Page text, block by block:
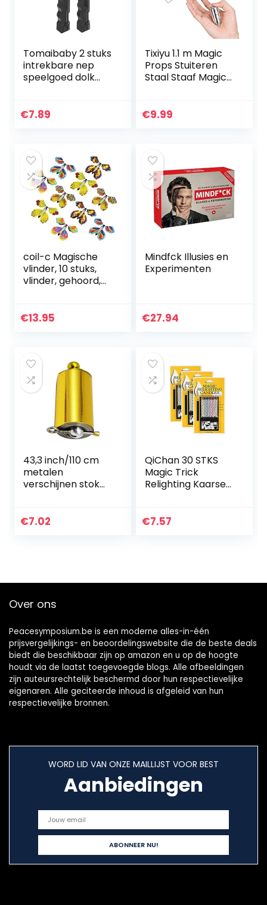
Tomaibaby 2 stuks
intrekbare nep
speelgoed dolk
gadget
€7.89
Tixiyu 1.1 m Magic
Props Stuiteren
Staal Staaf Magic
Magische
€9.99
coil-c Magische
vlinder, 10 stuks,
vlinder, gehoord,
€13.95
Mindfck Illusies en
Experimenten
€27.94
43,3 inch/110 cm
metalen
verschijnen stok
zakpersoneel
beginners – goud
€7.02
QiChan 30 STKS
Magic Trick
Relighting Kaarsen,
Decoraties, Trick
€7.57
Over ons
Peacesymposium.be is een moderne alles-in-één
prijsvergelijkings- en beoordelingswebsite die de beste deals
biedt die beschikbaar zijn op amazon en u op de hoogte
houdt via de laatst toegevoegde blogs. Alle afbeeldingen
zijn auteursrechtelijk beschermd door hun respectievelijke
eigenaren. Alle geciteerde inhoud is afgeleid van hun
respectievelijke bronnen.
WORD LID VAN ONZE MAILLIJST VOOR BEST
Aanbiedingen